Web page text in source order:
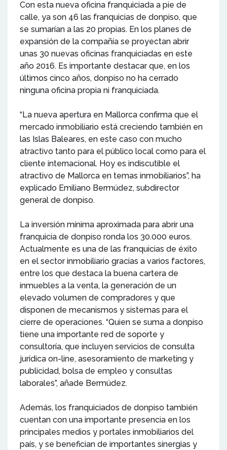
Con esta nueva oficina franquiciada a pie de
calle, ya son 46 las franquicias de donpiso, que
se sumarían a las 20 propias. En los planes de
expansión de la compañía se proyectan abrir
unas 30 nuevas oficinas franquiciadas en este
año 2016. Es importante destacar que, en los
últimos cinco años, donpiso no ha cerrado
ninguna oficina propia ni franquiciada.
“La nueva apertura en Mallorca confirma que el
mercado inmobiliario está creciendo también en
las Islas Baleares, en este caso con mucho
atractivo tanto para el público local como para el
cliente internacional. Hoy es indiscutible el
atractivo de Mallorca en temas inmobiliarios”, ha
explicado Emiliano Bermúdez, subdirector
general de donpiso.
La inversión mínima aproximada para abrir una
franquicia de donpiso ronda los 30.000 euros.
Actualmente es una de las franquicias de éxito
en el sector inmobiliario gracias a varios factores,
entre los que destaca la buena cartera de
inmuebles a la venta, la generación de un
elevado volumen de compradores y que
disponen de mecanismos y sistemas para el
cierre de operaciones. “Quien se suma a donpiso
tiene una importante red de soporte y
consultoría, que incluyen servicios de consulta
jurídica on-line, asesoramiento de marketing y
publicidad, bolsa de empleo y consultas
laborales”, añade Bermúdez.
Además, los franquiciados de donpiso también
cuentan con una importante presencia en los
principales medios y portales inmobiliarios del
país, y se benefician de importantes sinergias y